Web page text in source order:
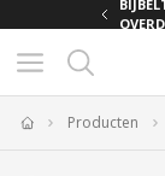
Producten